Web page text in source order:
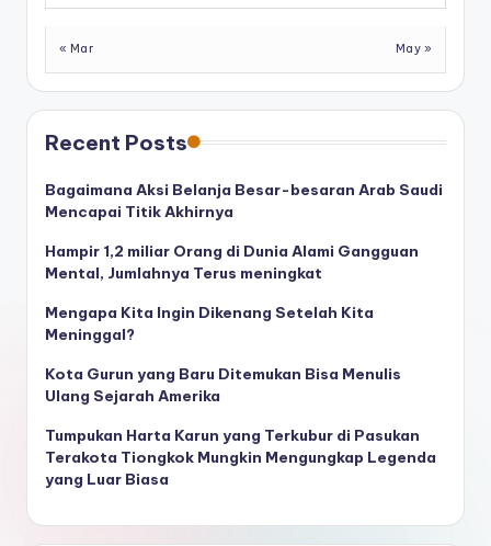
« Mar May »
Recent Posts
Bagaimana Aksi Belanja Besar-besaran Arab Saudi
Mencapai Titik Akhirnya
Hampir 1,2 miliar Orang di Dunia Alami Gangguan
Mental, Jumlahnya Terus meningkat
Mengapa Kita Ingin Dikenang Setelah Kita
Meninggal?
Kota Gurun yang Baru Ditemukan Bisa Menulis
Ulang Sejarah Amerika
Tumpukan Harta Karun yang Terkubur di Pasukan
Terakota Tiongkok Mungkin Mengungkap Legenda
yang Luar Biasa